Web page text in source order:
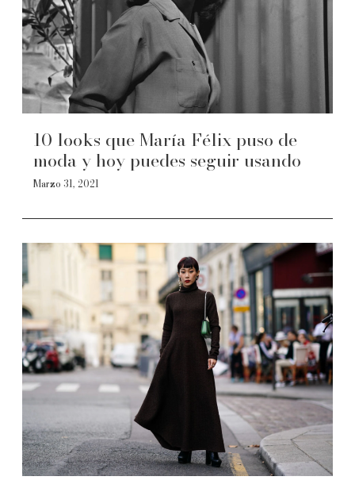
10 looks que María Félix puso de
moda y hoy puedes seguir usando
Marzo 31, 2021